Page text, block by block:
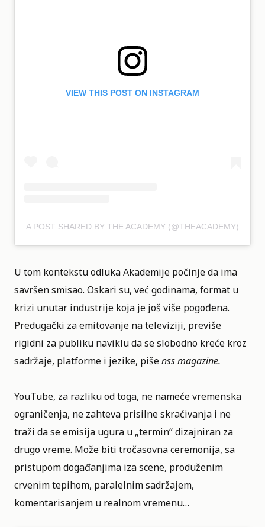
VIEW THIS POST ON INSTAGRAM
A POST SHARED BY THE ACADEMY (@THEACADEMY)
U tom kontekstu odluka Akademije počinje da ima
savršen smisao. Oskari su, već godinama, format u
krizi unutar industrije koja je još više pogođena.
Predugački za emitovanje na televiziji, previše
rigidni za publiku naviklu da se slobodno kreće kroz
sadržaje, platforme i jezike, pišenss magazine.
YouTube, za razliku od toga, ne nameće vremenska
ograničenja, ne zahteva prisilne skraćivanja i ne
traži da se emisija ugura u „termin“ dizajniran za
drugo vreme. Može biti tročasovna ceremonija, sa
pristupom događanjima iza scene, produženim
crvenim tepihom, paralelnim sadržajem,
komentarisanjem u realnom vremenu…